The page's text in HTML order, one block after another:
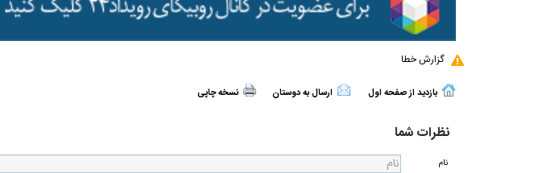
گزارش خطا
بازدید از صفحه اول ارسال به دوستان نسخه چاپی
نظرات شما
نام